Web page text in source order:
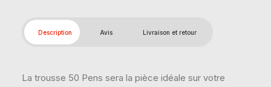
Description Avis Livraison et retour
La trousse 50 Pens sera la pièce idéale sur votre